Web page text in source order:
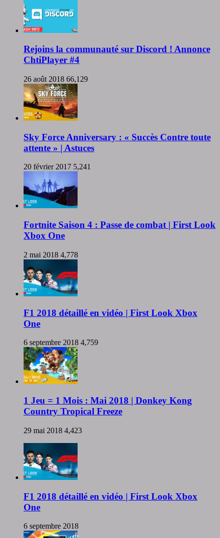
Rejoins la communauté sur Discord ! Annonce
ChtiPlayer #4
26 août 2018 66,129
Sky Force Anniversary : « Succès Contre toute
attente » | Astuces
20 février 2017 5,241
Fortnite Saison 4 : Passe de combat | First Look
Xbox One
2 mai 2018 4,778
F1 2018 détaillé en vidéo | First Look Xbox
One
6 septembre 2018 4,759
1 Jeu = 1 Mois : Mai 2018 | Donkey Kong
Country Tropical Freeze
29 mai 2018 4,423
F1 2018 détaillé en vidéo | First Look Xbox
One
6 septembre 2018